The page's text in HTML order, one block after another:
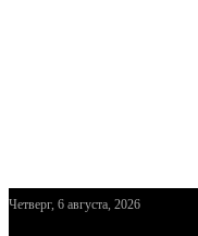
Четверг, 6 августа, 2026